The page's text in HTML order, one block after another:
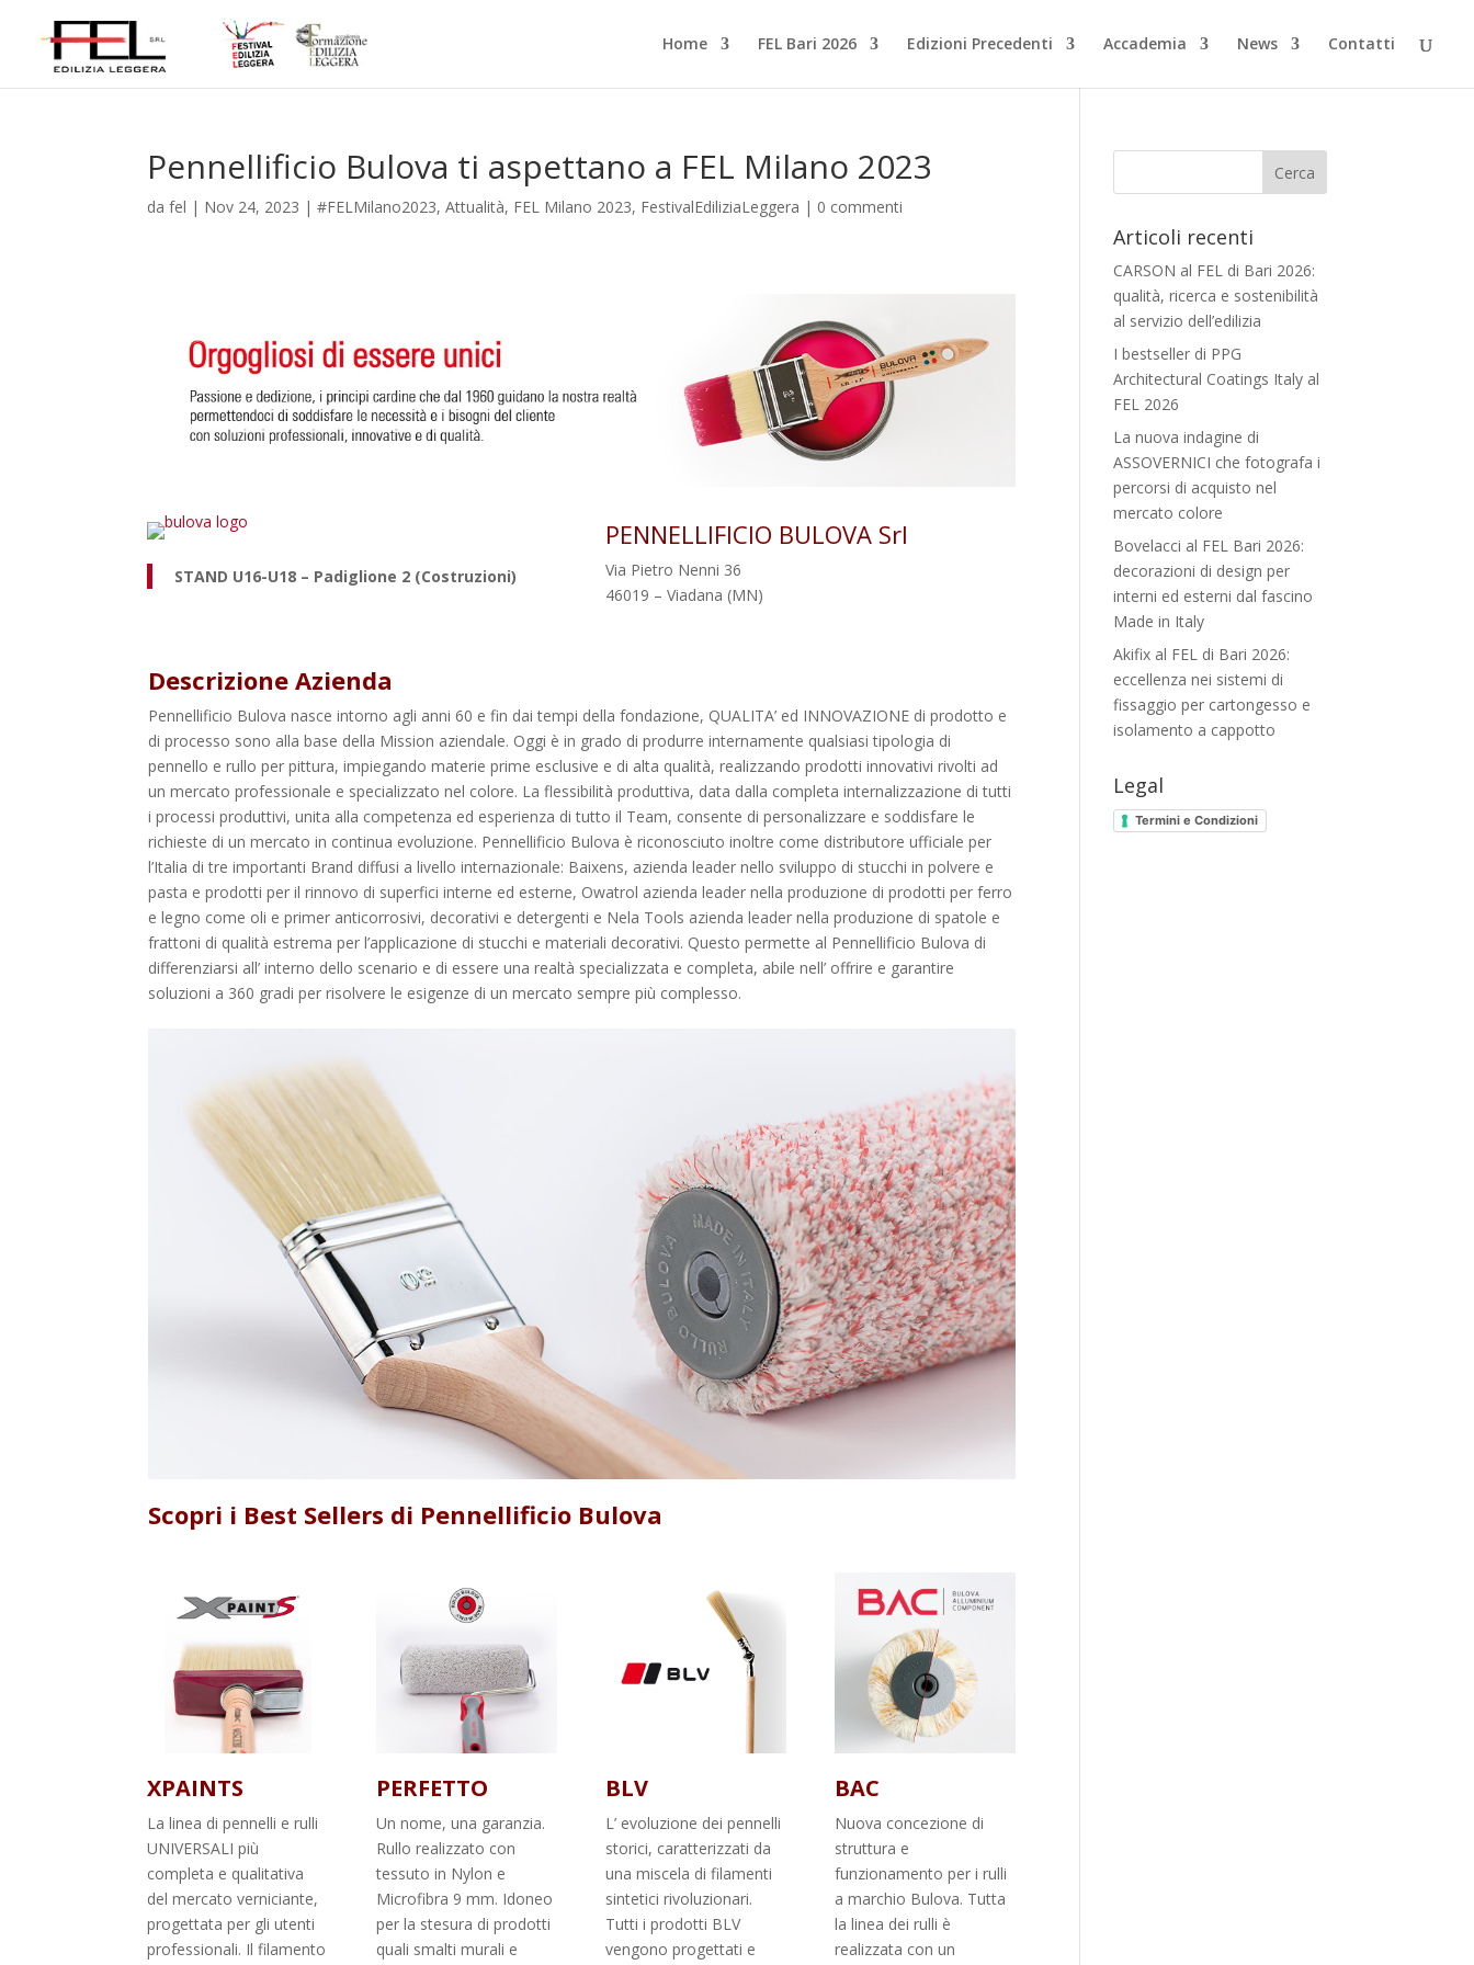
Home FEL Bari 2026 Edizioni Precedenti Accademia News Contatti
Pennellificio Bulova ti aspettano a FEL Milano 2023
dafel | Nov 24, 2023 |#FELMilano2023,Attualità, FEL Milano 2023, FestivalEdiliziaLeggera | 0 commenti
STAND U16-U18 – Padiglione 2 (Costruzioni)
PENNELLIFICIO BULOVA Srl
Via Pietro Nenni 36
46019 – Viadana (MN)
Descrizione Azienda
Pennellificio Bulova nasce intorno agli anni 60 e fin dai tempi della fondazione, QUALITA’ ed INNOVAZIONE di prodotto e
di processo sono alla base della Mission aziendale. Oggi è in grado di produrre internamente qualsiasi tipologia di
pennello e rullo per pittura, impiegando materie prime esclusive e di alta qualità, realizzando prodotti innovativi rivolti ad
un mercato professionale e specializzato nel colore. La flessibilità produttiva, data dalla completa internalizzazione di tutti
i processi produttivi, unita alla competenza ed esperienza di tutto il Team, consente di personalizzare e soddisfare le
richieste di un mercato in continua evoluzione. Pennellificio Bulova è riconosciuto inoltre come distributore ufficiale per
l’Italia di tre importanti Brand diffusi a livello internazionale: Baixens, azienda leader nello sviluppo di stucchi in polvere e
pasta e prodotti per il rinnovo di superfici interne ed esterne, Owatrol azienda leader nella produzione di prodotti per ferro
e legno come oli e primer anticorrosivi, decorativi e detergenti e Nela Tools azienda leader nella produzione di spatole e
frattoni di qualità estrema per l’applicazione di stucchi e materiali decorativi. Questo permette al Pennellificio Bulova di
differenziarsi all’ interno dello scenario e di essere una realtà specializzata e completa, abile nell’ offrire e garantire
soluzioni a 360 gradi per risolvere le esigenze di un mercato sempre più complesso.
Scopri i Best Sellers di Pennellificio Bulova
XPAINTS
La linea di pennelli e rulli
UNIVERSALI più
completa e qualitativa
del mercato verniciante,
progettata per gli utenti
professionali. Il filamento
PERFETTO
Un nome, una garanzia.
Rullo realizzato con
tessuto in Nylon e
Microfibra 9 mm. Idoneo
per la stesura di prodotti
quali smalti murali e
BLV
L’ evoluzione dei pennelli
storici, caratterizzati da
una miscela di filamenti
sintetici rivoluzionari.
Tutti i prodotti BLV
vengono progettati e
BAC
Nuova concezione di
struttura e
funzionamento per i rulli
a marchio Bulova. Tutta
la linea dei rulli è
realizzata con un
Articoli recenti
CARSON al FEL di Bari 2026:
qualità, ricerca e sostenibilità
al servizio dell’edilizia
I bestseller di PPG
Architectural Coatings Italy al
FEL 2026
La nuova indagine di
ASSOVERNICI che fotografa i
percorsi di acquisto nel
mercato colore
Bovelacci al FEL Bari 2026:
decorazioni di design per
interni ed esterni dal fascino
Made in Italy
Akifix al FEL di Bari 2026:
eccellenza nei sistemi di
fissaggio per cartongesso e
isolamento a cappotto
Legal
Termini e Condizioni